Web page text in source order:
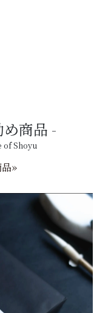
商品
of Shoyu
»